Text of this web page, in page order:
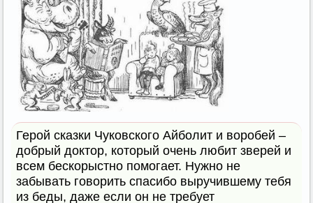
Герой сказки Чуковского Айболит и воробей –
добрый доктор, который очень любит зверей и
всем бескорыстно помогает. Нужно не
забывать говорить спасибо выручившему тебя
из беды, даже если он не требует